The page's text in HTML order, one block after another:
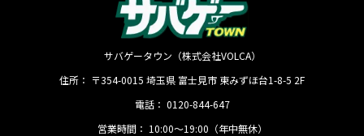
サバゲータウン（株式会社VOLCA）
住所： 〒354-0015 埼玉県 富士見市 東みずほ台1-8-5 2F
電話： 0120-844-647
営業時間： 10:00〜19:00（年中無休）